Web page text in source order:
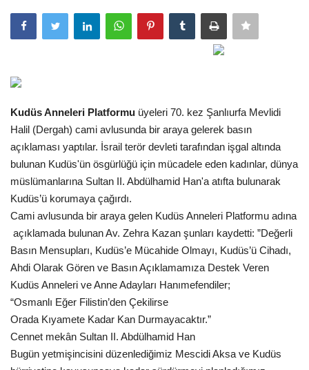
Eğitim
Gündem
Tekno Bilim
Ekonomi
Siyaset
Galeriler
Yaşam
Künye
Sağlık
İletişim
Kudüs Anneleri Platformu üyeleri 70. kez Şanlıurfa Mevlidi
Halil (Dergah) cami avlusunda bir araya gelerek basın
açıklaması yaptılar. İsrail terör devleti tarafından işgal altında
bulunan Kudüs'ün ösgürlüğü için mücadele eden kadınlar, dünya
müslümanlarına Sultan II. Abdülhamid Han'a atıfta bulunarak
Kudüs’ü korumaya çağırdı.
Cami avlusunda bir araya gelen Kudüs Anneleri Platformu adına
açıklamada bulunan Av. Zehra Kazan şunları kaydetti: ”Değerli
Basın Mensupları, Kudüs’e Mücahide Olmayı, Kudüs’ü Cihadı,
Ahdi Olarak Gören ve Basın Açıklamamıza Destek Veren
Kudüs Anneleri ve Anne Adayları Hanımefendiler;
“Osmanlı Eğer Filistin’den Çekilirse
Orada Kıyamete Kadar Kan Durmayacaktır.”
Cennet mekân Sultan II. Abdülhamid Han
Bugün yetmişincisini düzenlediğimiz Mescidi Aksa ve Kudüs